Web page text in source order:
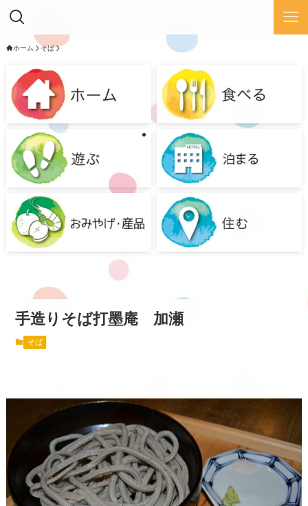
ホーム そば
手造りそば打墨庵 加瀬
そば